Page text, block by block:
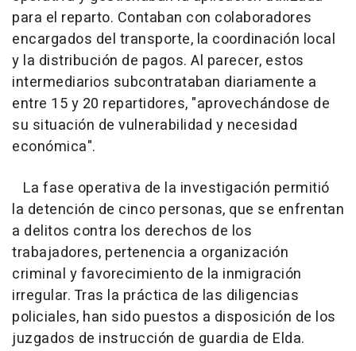
para el reparto. Contaban con colaboradores
encargados del transporte, la coordinación local
y la distribución de pagos. Al parecer, estos
intermediarios subcontrataban diariamente a
entre 15 y 20 repartidores, "aprovechándose de
su situación de vulnerabilidad y necesidad
económica".
La fase operativa de la investigación permitió
la detención de cinco personas, que se enfrentan
a delitos contra los derechos de los
trabajadores, pertenencia a organización
criminal y favorecimiento de la inmigración
irregular. Tras la práctica de las diligencias
policiales, han sido puestos a disposición de los
juzgados de instrucción de guardia de Elda.